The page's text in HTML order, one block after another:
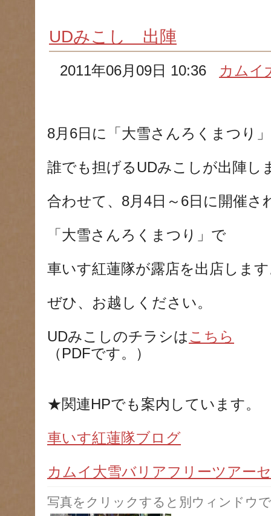
UDみこし 出陣
2011年06月09日 10:36 カムイ
8月6日に「大雪さんろくまつり
誰でも担げるUDみこしが出陣し
合わせて、8月4日～6日に開催さ
「大雪さんろくまつり」で
車いす紅蓮隊が露店を出店しま
ぜひ、お越しください。
UDみこしのチラシは こちら
（PDFです。）
★関連HPでも案内しています。
車いす紅蓮隊ブログ
カムイ大雪バリアフリーツアー
写真をクリックすると別ウィンドウ